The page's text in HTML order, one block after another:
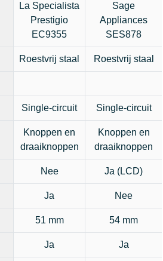
La Specialista
Prestigio
EC9355
Sage
Appliances
SES878
Roestvrij staal Roestvrij staal
Single-circuit Single-circuit
Knoppen en
draaiknoppen
Knoppen en
draaiknoppen
Nee Ja (LCD)
Ja Nee
51 mm 54 mm
Ja Ja